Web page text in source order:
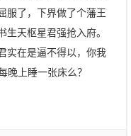
服了，下界做了个藩王
生天枢星君强抢入府。
实在是逼不得以，你我
晚上睡一张床么？